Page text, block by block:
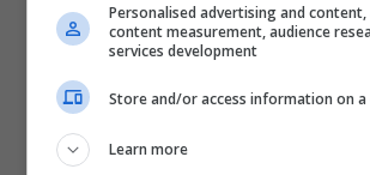
Personalised advertising and
content measurement, audience
services development
Store and/or access information on a
Learn more